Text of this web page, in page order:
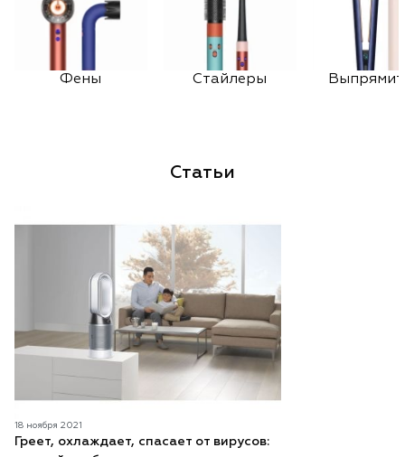
Фены Стайлеры
Статьи
18 ноября 2021
Греет, охлаждает, спасает от вирусов: